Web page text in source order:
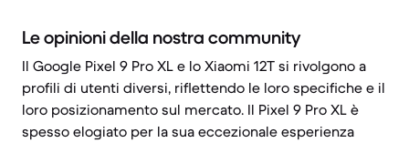
Le opinioni della nostra community
Il Google Pixel 9 Pro XL e lo Xiaomi 12T si rivolgono a
profili di utenti diversi, riflettendo le loro specifiche e il
loro posizionamento sul mercato. Il Pixel 9 Pro XL è
spesso elogiato per la sua eccezionale esperienza